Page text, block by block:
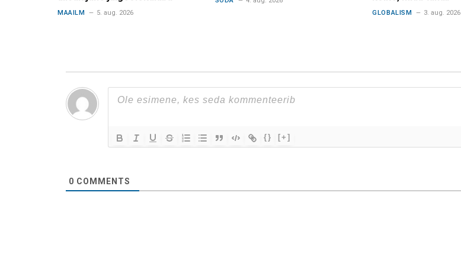
MAAILM 5. aug. 2026 GLOBALISM 3. aug. 2026
{} [+]
0 COMMENTS